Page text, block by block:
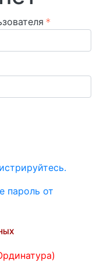
пароль от